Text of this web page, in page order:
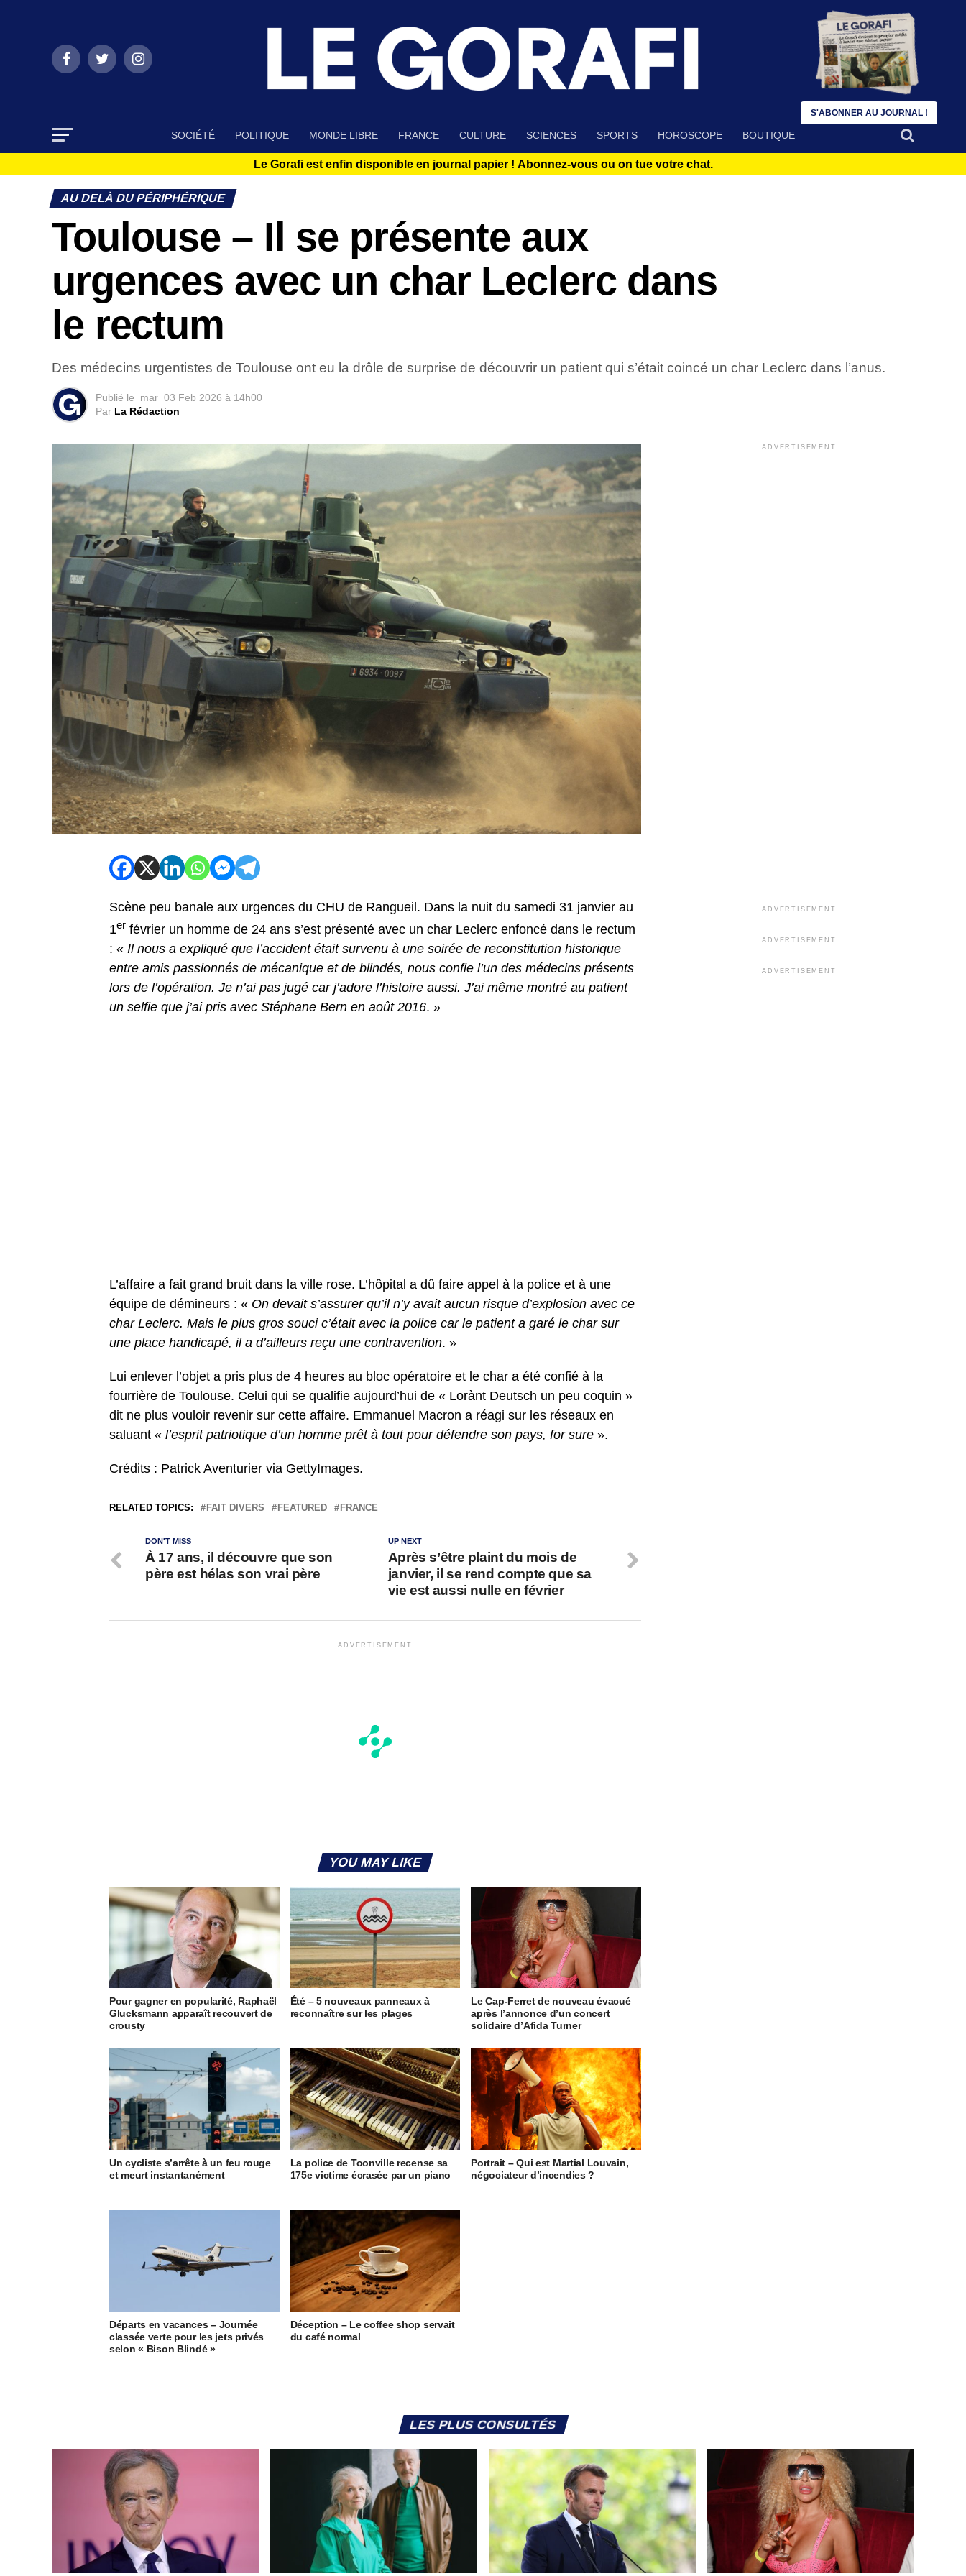
SOCIÉTÉ POLITIQUE MONDE LIBRE FRANCE CULTURE SCIENCES SPORTS HOROSCOPE BOUTIQUE
Le Gorafi est enfin disponible en journal papier ! Abonnez-vous ou on tue votre chat.
AU DELÀ DU PÉRIPHÉRIQUE
Toulouse – Il se présente aux
urgences avec un char Leclerc dans
le rectum
Des médecins urgentistes de Toulouse ont eu la drôle de surprise de découvrir un patient qui s’était coincé un char Leclerc dans l’anus.
Publié le mar 03 Feb 2026 à 14h00
Par La Rédaction
Scène peu banale aux urgences du CHU de Rangueil. Dans la nuit du samedi 31 janvier au
1er février un homme de 24 ans s’est présenté avec un char Leclerc enfoncé dans le rectum
: « Il nous a expliqué que l’accident était survenu à une soirée de reconstitution historique
entre amis passionnés de mécanique et de blindés, nous confie l’un des médecins présents
lors de l’opération. Je n’ai pas jugé car j’adore l’histoire aussi. J’ai même montré au patient
un selfie que j’ai pris avec Stéphane Bern en août 2016. »
L’affaire a fait grand bruit dans la ville rose. L’hôpital a dû faire appel à la police et à une
équipe de démineurs : « On devait s’assurer qu’il n’y avait aucun risque d’explosion avec ce
char Leclerc. Mais le plus gros souci c’était avec la police car le patient a garé le char sur
une place handicapé, il a d’ailleurs reçu une contravention. »
Lui enlever l’objet a pris plus de 4 heures au bloc opératoire et le char a été confié à la
fourrière de Toulouse. Celui qui se qualifie aujourd’hui de « Lorànt Deutsch un peu coquin »
dit ne plus vouloir revenir sur cette affaire. Emmanuel Macron a réagi sur les réseaux en
saluant « l’esprit patriotique d’un homme prêt à tout pour défendre son pays, for sure ».
Crédits : Patrick Aventurier via GettyImages.
RELATED TOPICS: FAIT DIVERS FEATURED FRANCE
UP NEXT
Après s’être plaint du mois de
janvier, il se rend compte que sa
vie est aussi nulle en février
DON'T MISS
À 17 ans, il découvre que son
père est hélas son vrai père
ADVERTISEMENT
YOU MAY LIKE
Pour gagner en popularité, Raphaël
Glucksmann apparaît recouvert de
crousty
Été – 5 nouveaux panneaux à
reconnaître sur les plages
Le Cap-Ferret de nouveau évacué
après l’annonce d’un concert
solidaire d’Afida Turner
Un cycliste s’arrête à un feu rouge
et meurt instantanément
La police de Toonville recense sa
175e victime écrasée par un piano
Portrait – Qui est Martial Louvain,
négociateur d’incendies ?
Départs en vacances – Journée
classée verte pour les jets privés
selon « Bison Blindé »
Déception – Le coffee shop servait
du café normal
ADVERTISEMENT
ADVERTISEMENT
ADVERTISEMENT
ADVERTISEMENT
LES PLUS CONSULTÉS
S'ABONNER AU JOURNAL !